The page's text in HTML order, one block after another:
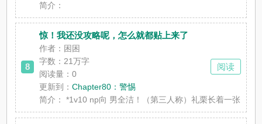
简介：
8
惊！我还没攻略呢，怎么就都贴上来了
作者：困困
字数：21万字
阅读量：0
更新到：Chapter80：警惕
简介：
*1v10 np向 男全洁！（第三人称）礼栗长着一张明
阅读